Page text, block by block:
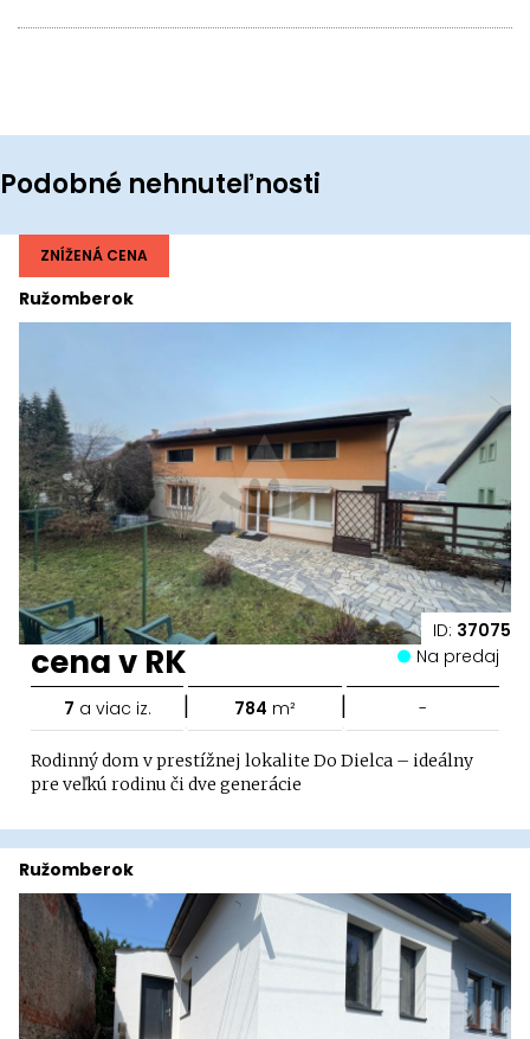
Podobné nehnuteľnosti
ID: 37075
Ružomberok
ZNÍŽENÁ CENA
cena v RK Na predaj
7 a viac iz. | 784 m² | -
Rodinný dom v prestížnej lokalite Do Dielca – ideálny
pre veľkú rodinu či dve generácie
Ružomberok